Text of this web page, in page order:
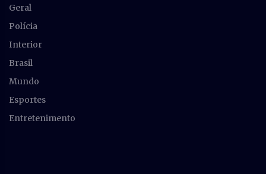
Geral
Polícia
Interior
Brasil
Mundo
Esportes
Entretenimento